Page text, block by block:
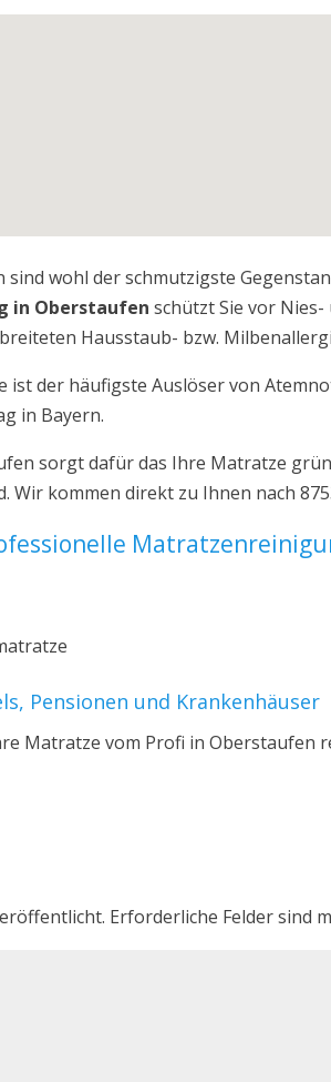
wohl der schmutzigste
in Oberstaufen schützt Sie vor
Hausstaub- bzw.
ist der häufigste Auslöser von
in Bayern.
sorgt dafür das Ihre Matratze
kommen direkt zu Ihnen nach
Pensionen und Krankenhäuser
Matratze vom Profi in Oberstaufen
Erforderliche Felder sind